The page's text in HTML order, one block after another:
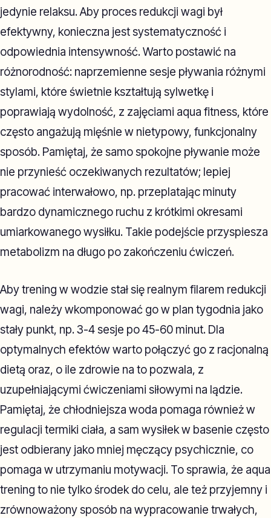
jedynie relaksu. Aby proces redukcji wagi był
efektywny, konieczna jest systematyczność i
odpowiednia intensywność. Warto postawić na
różnorodność: naprzemienne sesje pływania różnymi
stylami, które świetnie kształtują sylwetkę i
poprawiają wydolność, z zajęciami aqua fitness, które
często angażują mięśnie w nietypowy, funkcjonalny
sposób. Pamiętaj, że samo spokojne pływanie może
nie przynieść oczekiwanych rezultatów; lepiej
pracować interwałowo, np. przeplatając minuty
bardzo dynamicznego ruchu z krótkimi okresami
umiarkowanego wysiłku. Takie podejście przyspiesza
metabolizm na długo po zakończeniu ćwiczeń.
Aby trening w wodzie stał się realnym filarem redukcji
wagi, należy wkomponować go w plan tygodnia jako
stały punkt, np. 3-4 sesje po 45-60 minut. Dla
optymalnych efektów warto połączyć go z racjonalną
dietą oraz, o ile zdrowie na to pozwala, z
uzupełniającymi ćwiczeniami siłowymi na lądzie.
Pamiętaj, że chłodniejsza woda pomaga również w
regulacji termiki ciała, a sam wysiłek w basenie często
jest odbierany jako mniej męczący psychicznie, co
pomaga w utrzymaniu motywacji. To sprawia, że aqua
trening to nie tylko środek do celu, ale też przyjemny i
zrównoważony sposób na wypracowanie trwałych,